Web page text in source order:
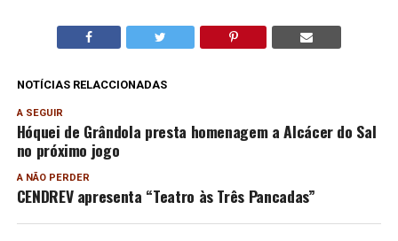
NOTÍCIAS RELACCIONADAS
A SEGUIR
Hóquei de Grândola presta homenagem a Alcácer do Sal
no próximo jogo
A NÃO PERDER
CENDREV apresenta “Teatro às Três Pancadas”